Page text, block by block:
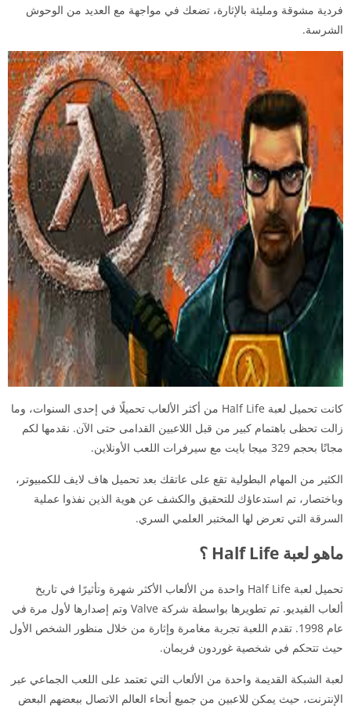
فردية مشوقة ومليئة بالإثارة، تضعك في مواجهة مع العديد من الوحوش
الشرسة.
كانت تحميل لعبة Half Life من أكثر الألعاب تحميلًا في إحدى السنوات، وما
زالت تحظى باهتمام كبير من قبل اللاعبين القدامى حتى الآن. نقدمها لكم
مجانًا بحجم 329 ميجا بايت مع سيرفرات اللعب الأونلاين.
الكثير من المهام البطولية تقع على عاتقك بعد تحميل هاف لايف للكمبيوتر،
وباختصار، تم استدعاؤك للتحقيق والكشف عن هوية الذين نفذوا عملية
السرقة التي تعرض لها المختبر العلمي السري.
ماهو لعبة Half Life ؟
تحميل لعبة Half Life واحدة من الألعاب الأكثر شهرة وتأثيرًا في تاريخ
ألعاب الفيديو. تم تطويرها بواسطة شركة Valve وتم إصدارها لأول مرة في
عام 1998. تقدم اللعبة تجربة مغامرة وإثارة من خلال منظور الشخص الأول
حيث تتحكم في شخصية غوردون فريمان.
لعبة الشبكة القديمة واحدة من الألعاب التي تعتمد على اللعب الجماعي عبر
الإنترنت، حيث يمكن للاعبين من جميع أنحاء العالم الاتصال ببعضهم البعض